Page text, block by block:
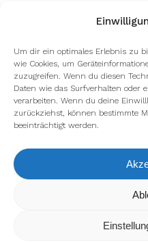
Um dir ein optimales Erlebnis zu
wie Cookies, um
zuzugreifen. Wenn du diesen
Daten wie das Surfverhalten oder
verarbeiten. Wenn du deine
zurückziehst, können bestimmte
beeinträchtigt werden.
Wir verwenden Cookies, um
kannst
verwenden oder sie